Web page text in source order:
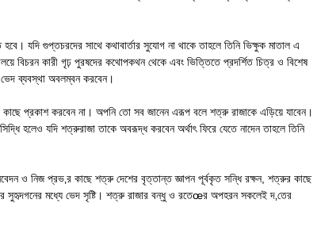
যদি গুপ্তচরদের সাথে কথাবার্তার সুযোগ না থাকে তাহলে তিনি ভিক্ষুক মাতাল এ
বিচরন কারী গৃঢ় পুরষদের কথোপকথন থেকে এবং ভিত্তিতে প্রদর্শিত চিত্র ও বিশেষ
ভেদ ব্যবস্থা অবলম্বন করবেন।
প্রকাশ করবেন না। অপনি তো সব জানেন এরূপ বলে শত্রু রাজাকে এড়িয়ে যাবেন।
হলেও যদি শত্রুরাজা তাকে অবরূদ্ধ করবেন অর্থাৎ ফিরে যেতে নাদেন তাহলে তিনি
ও নিজ প্রভ‚র কাছে শত্রু দেশের বৃত্তান্ত জ্ঞাপন পূর্বকৃত সন্ধি রক্ষন, শত্রুর কাছে
সুহৃদগনের মধ্যে ভেদ সৃষ্টি। শত্রু রাজার বন্ধু ও রতেœর অপহরন সকলেই দ‚তের